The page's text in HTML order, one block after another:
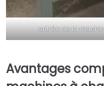
entrée de la
Avantages